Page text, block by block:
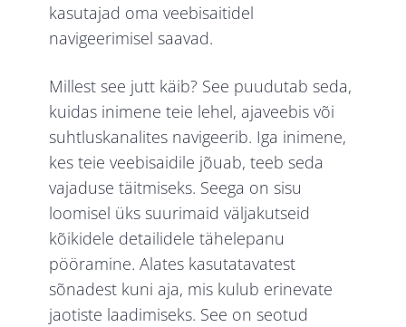
kasutajad oma veebisaitidel
navigeerimisel saavad.
Millest see jutt käib? See puudutab seda,
kuidas inimene teie lehel, ajaveebis või
suhtluskanalites navigeerib. Iga inimene,
kes teie veebisaidile jõuab, teeb seda
vajaduse täitmiseks. Seega on sisu
loomisel üks suurimaid väljakutseid
kõikidele detailidele tähelepanu
pööramine. Alates kasutatavatest
sõnadest kuni aja, mis kulub erinevate
jaotiste laadimiseks. See on seotud